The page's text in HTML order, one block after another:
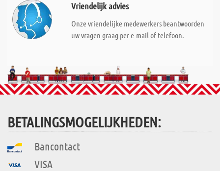
Vriendelijk advies
Onze vriendelijke medewerkers beantwoorden
uw vragen graag per e-mail of telefoon.
BETALINGSMOGELIJKHEDEN:
Bancontact
VISA